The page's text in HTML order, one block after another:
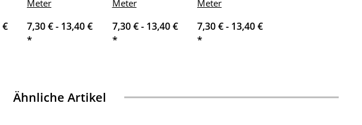
€
Meter
7,30 € - 13,40 €
*
Meter
7,30 € - 13,40 €
*
Meter
7,30 € - 13,40 €
*
Ähnliche Artikel